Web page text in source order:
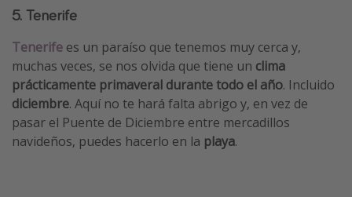
5. Tenerife
Tenerife es un paraíso que tenemos muy cerca y,
muchas veces, se nos olvida que tiene un clima
prácticamente primaveral durante todo el año. Incluido
diciembre. Aquí no te hará falta abrigo y, en vez de
pasar el Puente de Diciembre entre mercadillos
navideños, puedes hacerlo en la playa.